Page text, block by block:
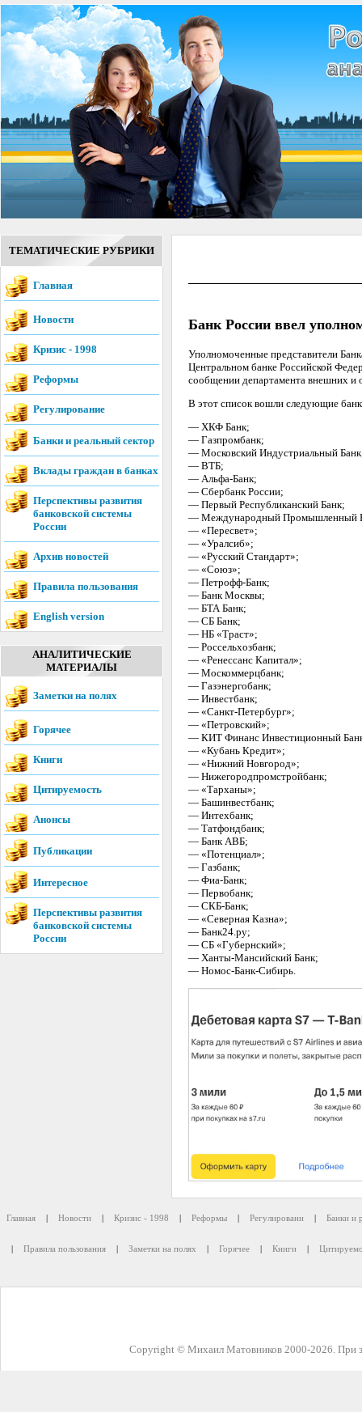
ТЕМАТИЧЕСКИЕ РУБРИКИ
Главная
Новости
Кризис - 1998
Реформы
Регулирование
Банки и реальный сектор
Вклады граждан в банках
Перспективы развития
банковской системы
России
Архив новостей
Правила пользования
English version
АНАЛИТИЧЕСКИЕ
МАТЕРИАЛЫ
Заметки на полях
Горячее
Книги
Цитируемость
Анонсы
Публикации
Интересное
Перспективы развития
банковской системы
России
Банк России ввел
Уполномоченные представители
Центральном банке Российской
сообщении департамента внешних и
В этот список вошли следующие
— ХКФ Банк;
— Газпромбанк;
— Московский Индустриальный
— ВТБ;
— Альфа-Банк;
— Сбербанк России;
— Первый Республиканский Банк;
— Международный Промышленный
— «Пересвет»;
— «Уралсиб»;
— «Русский Стандарт»;
— «Союз»;
— Петрофф-Банк;
— Банк Москвы;
— БТА Банк;
— СБ Банк;
— НБ «Траст»;
— Россельхозбанк;
— «Ренессанс Капитал»;
— Москоммерцбанк;
— Газэнергобанк;
— Инвестбанк;
— «Санкт-Петербург»;
— «Петровский»;
— КИТ Финанс Инвестиционный
— «Кубань Кредит»;
— «Нижний Новгород»;
— Нижегородпромстройбанк;
— «Тарханы»;
— Башинвестбанк;
— Интехбанк;
— Татфондбанк;
— Банк АВБ;
— «Потенциал»;
— Газбанк;
— Фиа-Банк;
— Первобанк;
— СКБ-Банк;
— «Северная Казна»;
— Банк24.ру;
— СБ «Губернский»;
— Ханты-Мансийский Банк;
— Номос-Банк-Сибирь.
Главная | Новости | Кризис - 1998 | Реформы | Регулировани | Банки и
| Правила пользования | Заметки на полях | Горячее | Книги |
Copyright © Михаил Матовников 2000-2026. При